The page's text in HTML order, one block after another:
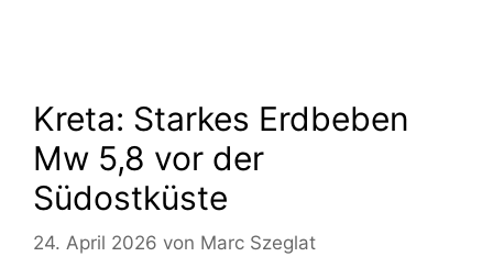
Kreta: Starkes Erdbeben
Mw 5,8 vor der
Südostküste
24. April 2026 von Marc Szeglat